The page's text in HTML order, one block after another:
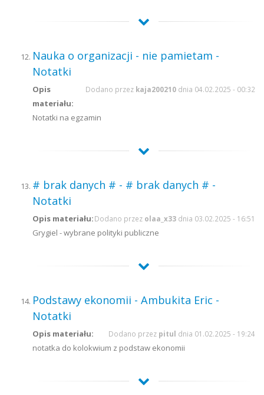
Nauka o organizacji - nie pamietam -
Notatki
Dodano przez kaja200210 dnia 04.02.2025 - 00:32
Opis
materiału:
Notatki na egzamin
# brak danych # - # brak danych # -
Notatki
Dodano przez olaa_x33 dnia 03.02.2025 - 16:51
Opis materiału:
Grygiel - wybrane polityki publiczne
Podstawy ekonomii - Ambukita Eric -
Notatki
Dodano przez pitul dnia 01.02.2025 - 19:24
Opis materiału:
notatka do kolokwium z podstaw ekonomii